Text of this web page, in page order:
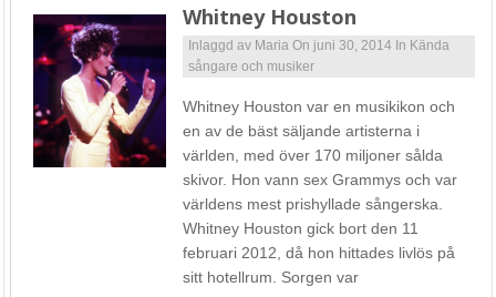
Whitney Houston
Inlaggd av Maria On juni 30, 2014 In Kända
sångare och musiker
Whitney Houston var en musikikon och
en av de bäst säljande artisterna i
världen, med över 170 miljoner sålda
skivor. Hon vann sex Grammys och var
världens mest prishyllade sångerska.
Whitney Houston gick bort den 11
februari 2012, då hon hittades livlös på
sitt hotellrum. Sorgen var